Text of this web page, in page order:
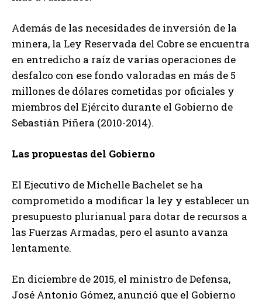
Además de las necesidades de inversión de la
minera, la Ley Reservada del Cobre se encuentra
en entredicho a raíz de varias operaciones de
desfalco con ese fondo valoradas en más de 5
millones de dólares cometidas por oficiales y
miembros del Ejército durante el Gobierno de
Sebastián Piñera (2010-2014).
Las propuestas del Gobierno
El Ejecutivo de Michelle Bachelet se ha
comprometido a modificar la ley y establecer un
presupuesto plurianual para dotar de recursos a
las Fuerzas Armadas, pero el asunto avanza
lentamente.
En diciembre de 2015, el ministro de Defensa,
José Antonio Gómez, anunció que el Gobierno